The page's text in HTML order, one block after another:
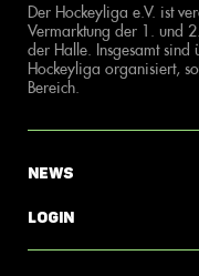
Der Hockeyliga e.V. ist
Vermarktung der 1. und
der Halle. Insgesamt
Hockeyliga organisiert,
Bereich.
News
Login